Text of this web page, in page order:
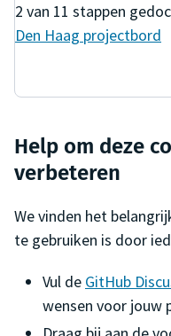
2 van 11 stappen
Den Haag projectbord
Help om deze
verbeteren
We vinden het
te gebruiken is door
Vul de GitHub
wensen voor jouw